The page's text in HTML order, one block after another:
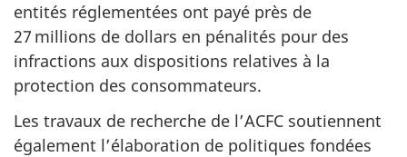
entités réglementées ont payé près de
27 millions de dollars en pénalités pour des
infractions aux dispositions relatives à la
protection des consommateurs.
Les travaux de recherche de l’ACFC soutiennent
également l’élaboration de politiques fondées